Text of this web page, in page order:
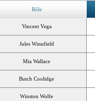
Rôle
Vincent Vega
Jules Winnfield
Mia Wallace
Butch Coolidge
Winston Wolfe